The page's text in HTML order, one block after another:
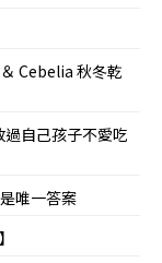
Cebelia 秋冬乾
自己孩子不愛吃
唯一答案